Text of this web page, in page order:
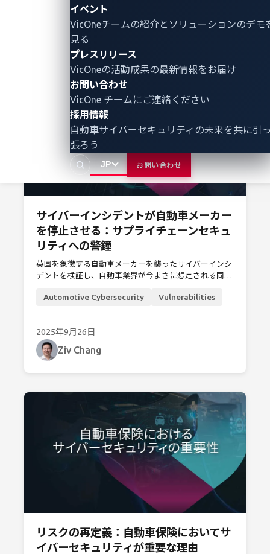
イベント
VicOneチームの紹介とソリューションのデモ
見る
プレスリリース
VicOneの活動成果の最新情報をお届け
お問い合わせ
VicOne チームにご連絡ください
採用情報
自動車サイバーセキュリティの未来を共に引
張ろう
JP お問い合わせ
2025年10月8日
VicOne
サイバーインシデントが自動車メーカー
を停止させる：サプライチェーンセキュ
リティへの警鐘
英国を象徴する自動車メーカーを襲ったサイバーインシ
デントを検証し、自動車業界が今まさに想定される同様
を重点的に考察します。
Automotive Cybersecurity Vulnerabilities
2025年9月26日
Ziv Chang
リスクの再定義：自動車保険においてサ
イバーセキュリティが重要な理由